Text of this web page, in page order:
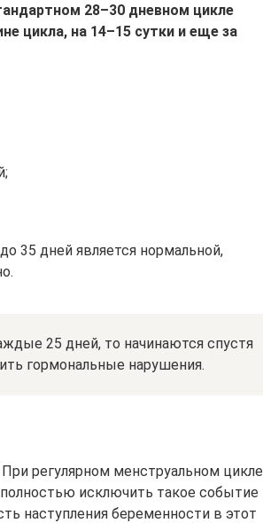
28–30 дневном цикле
цикла, на 14–15 сутки и еще за
35 дней является нормальной,
25 дней, то начинаются спустя
гормональные нарушения.
регулярном менструальном цикле
исключить такое событие
наступления беременности в этот